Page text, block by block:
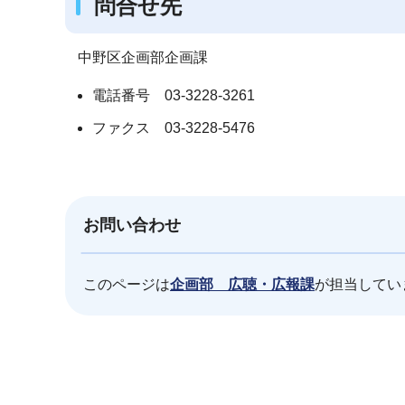
問合せ先
中野区企画部企画課
電話番号 03-3228-3261
ファクス 03-3228-5476
お問い合わせ
このページは企画部 広聴・広報課が担当してい